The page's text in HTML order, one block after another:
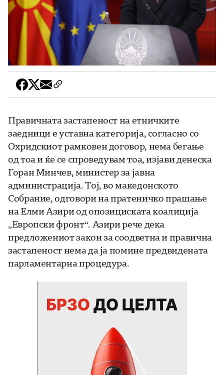
Правичната застапеност на етничките
заедници е уставна категорија, согласно со
Охридскиот рамковен договор, нема бегање
од тоа и ќе се спроведувам тоа, изјави денеска
Горан Минчев, министер за јавна
администрација. Тој, во македонското
Собрание, одговори на пратеничко прашање
на Елми Азири од опозициската коалиција
„Европски фронт“. Азири рече дека
предложениот закон за соодветна и правична
застапеност нема да ја помине предвидената
парламентарна процедура.